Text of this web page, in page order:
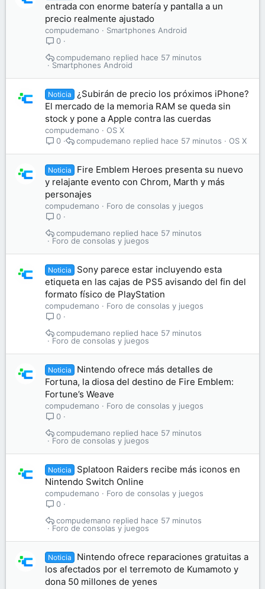
entrada con enorme batería y pantalla a un
precio realmente ajustado
compudemano
Smartphones Android
0
Smartphones Android
hace 57 minutos
compudemano
Noticia
¿Subirán de precio los próximos iPhone?
El mercado de la memoria RAM se queda sin
stock y pone a Apple contra las cuerdas
compudemano
OS X
0
OS X
hace 57 minutos
compudemano
Noticia
Fire Emblem Heroes presenta su nuevo
y relajante evento con Chrom, Marth y más
personajes
compudemano
Foro de consolas y juegos
0
Foro de consolas y juegos
hace 57 minutos
compudemano
Noticia
Sony parece estar incluyendo esta
etiqueta en las cajas de PS5 avisando del fin del
formato físico de PlayStation
compudemano
Foro de consolas y juegos
0
Foro de consolas y juegos
hace 57 minutos
compudemano
Noticia
Nintendo ofrece más detalles de
Fortuna, la diosa del destino de Fire Emblem:
Fortune’s Weave
compudemano
Foro de consolas y juegos
0
Foro de consolas y juegos
hace 57 minutos
compudemano
Noticia
Splatoon Raiders recibe más iconos en
Nintendo Switch Online
compudemano
Foro de consolas y juegos
0
Foro de consolas y juegos
hace 57 minutos
compudemano
Noticia
Nintendo ofrece reparaciones gratuitas a
los afectados por el terremoto de Kumamoto y
dona 50 millones de yenes